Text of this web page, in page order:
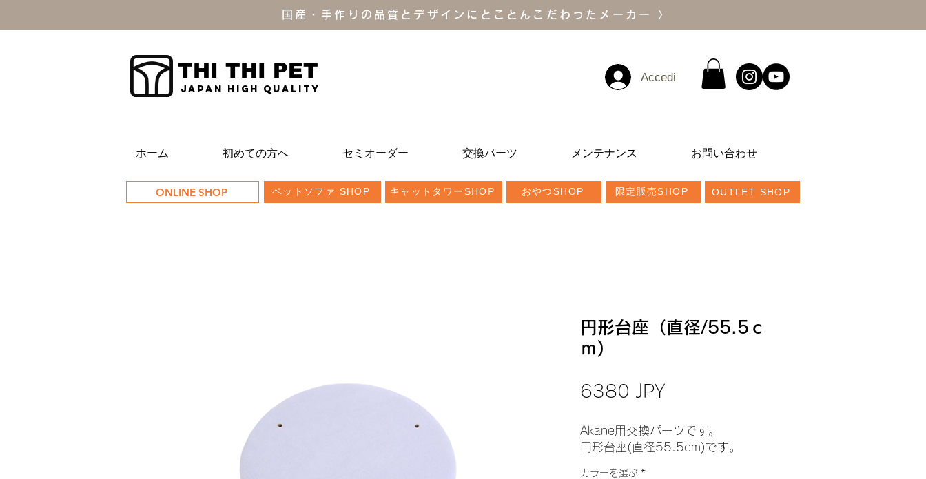
国産・手作りの品質とデザインにとことんこだわったメーカー 〉
THI THI PET
JAPAN high quality
Accedi
ホーム 初めての方へ セミオーダー 交換パーツ メンテナンス お問い合わせ
ONLINE SHOP ペットソファ SHOP キャットタワーSHOP おやつSHOP 限定販売SHOP OUTLET SHOP
円形台座（直径/55.5ｃ
ｍ)
6380 JPYPrezzo
Akane用交換パーツです。
円形台座(直径55.5cm)です。
カラーを選ぶ *